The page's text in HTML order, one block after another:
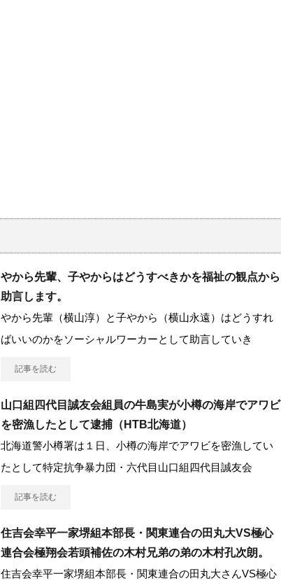
やから先輩、子やからはどうすべきかを福祉の観点から
助言します。
やから先輩（横山淳）と子やから（横山永遠）はどうすれ
ばいいのかをソーシャルワーカーとして助言していき
記事を読む
山口組四代目誠友会組員の牛島実が小樽の海岸でアワビ
を密漁したとして逮捕（HTB北海道）
北海道警小樽署は１日、小樽の海岸でアワビを密漁してい
たとして特定抗争暴力団・六代目山口組四代目誠友会
記事を読む
住吉会幸平一家堺組本部長・関東連合の田丸大VS極心
連合会極翔会若頭補佐の木村兄弟の弟の木村孔次朗。
住吉会幸平一家堺組本部長・関東連合の田丸大さんVS極心